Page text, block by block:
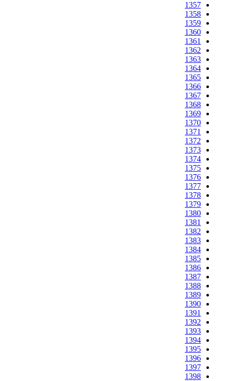
1357
1358
1359
1360
1361
1362
1363
1364
1365
1366
1367
1368
1369
1370
1371
1372
1373
1374
1375
1376
1377
1378
1379
1380
1381
1382
1383
1384
1385
1386
1387
1388
1389
1390
1391
1392
1393
1394
1395
1396
1397
1398